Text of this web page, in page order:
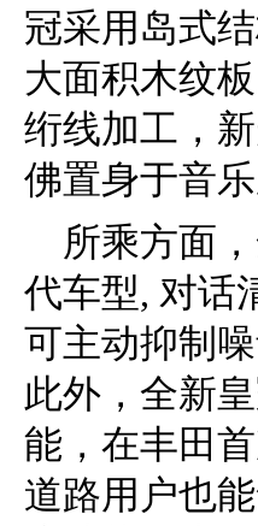
冠采用岛式
大面积木纹
绗线加工，
佛置身于音乐
所乘方面
代车型, 对话
可主动抑制
此外，全新
能，在丰田
道路用户也